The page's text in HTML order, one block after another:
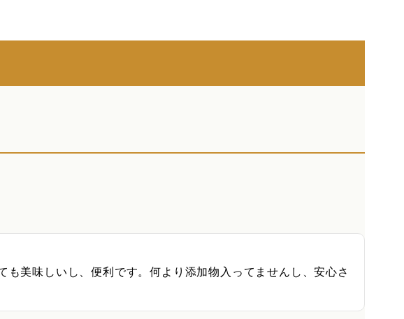
美味しいし、便利です。何より添加物入ってませんし、安心さ